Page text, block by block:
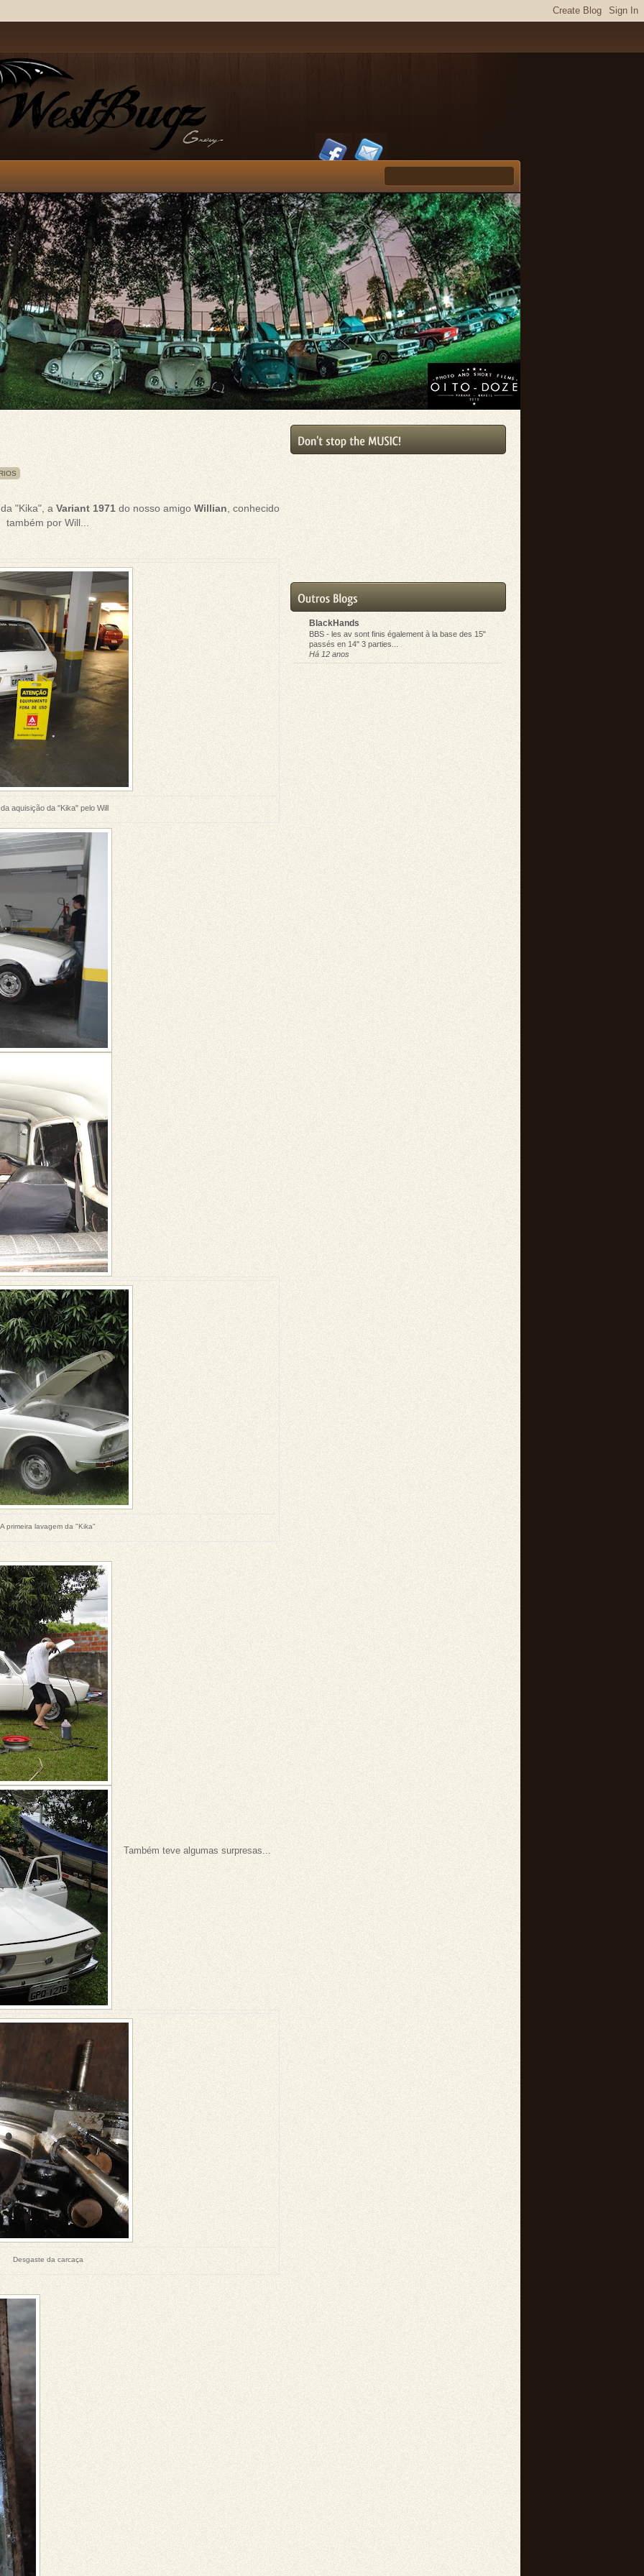
"Kika", a Variant 1971 do nosso amigo Willian , conhecido
também por Will
aquisição da "Kika" pelo Will
A primeira lavagem da "Kika"
Também teve algumas surpresas...
Desgaste da carcaça
BlackHands
BBS - les av sont finis également à la base des 15"
passés en 14" 3 parties...
Há 12 anos